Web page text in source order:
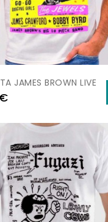
JAMES BROWN LIVE